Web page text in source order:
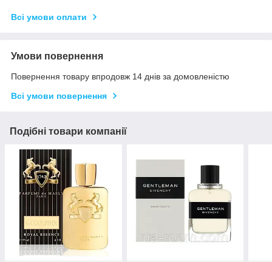
Всі умови оплати
Умови повернення
Повернення товару впродовж 14 днів за домовленістю
Всі умови повернення
Подібні товари компанії